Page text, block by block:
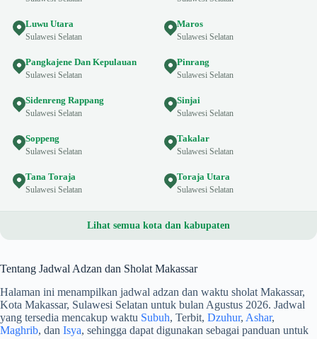
Luwu Utara
Sulawesi Selatan
Maros
Sulawesi Selatan
Pangkajene Dan Kepulauan
Sulawesi Selatan
Pinrang
Sulawesi Selatan
Sidenreng Rappang
Sulawesi Selatan
Sinjai
Sulawesi Selatan
Soppeng
Sulawesi Selatan
Takalar
Sulawesi Selatan
Tana Toraja
Sulawesi Selatan
Toraja Utara
Sulawesi Selatan
Lihat semua kota dan kabupaten
Tentang Jadwal Adzan dan Sholat Makassar
Halaman ini menampilkan jadwal adzan dan waktu sholat Makassar,
Kota Makassar, Sulawesi Selatan untuk bulan Agustus 2026. Jadwal
yang tersedia mencakup waktu Subuh, Terbit, Dzuhur, Ashar,
Maghrib, dan Isya, sehingga dapat digunakan sebagai panduan untuk